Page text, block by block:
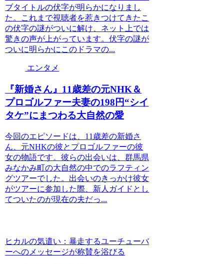
ブタイトルの伏字が明らかになりまし
た。これまで視聴者を惹きつけてきたこ
の伏字の謎がついに解け、ネット上では
驚きの声が上がっています。伏字の謎が
ついに明らかにこのドラマの...
エンタメ
『新婚さん』11歳差の元NHK＆
プロゴルファー夫妻の198円“シイ
タケ”にまつわる大自然の愛
今回のエピソードは、11歳差の新婚さ
ん、元NHKの彼とプロゴルファーの彼
女の物語です。彼らの出会いは、群馬県
みなかみ町の大自然の中でのラフティン
グツアーでした。出会いのきっかけ彼女
がツアーに参加した際、新人ガイドとし
てついたのが現在の夫だっ...
ヒカルの気遣い：暴走するユーチューバ
ーへのメッセージが称賛を浴びる